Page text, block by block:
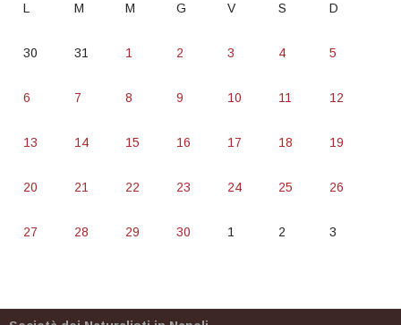
L M M G V S D
30 31 1 2 3 4 5
6 7 8 9 10 11 12
13 14 15 16 17 18 19
20 21 22 23 24 25 26
27 28 29 30 1 2 3